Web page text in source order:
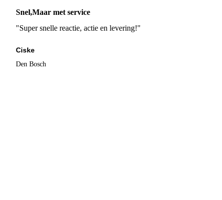
Snel,Maar met service
"Super snelle reactie, actie en levering!"
Ciske
Den Bosch